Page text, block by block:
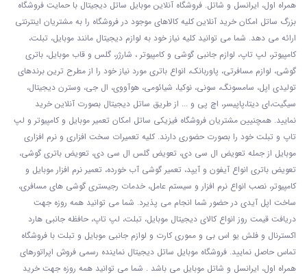
همراه اول، ایرانسل و شاتل. فروشگاه آنلاین موبایل ساتل دیجیتال با حمایت فروشگاه
بزرگ ساتل امکان خرید آنلاین کلیه کالاهای موجود در فروشگاه را به مشتریان اینترنتی
ارائه می دهد. شما می توانید کلیه نیاز خود به لوازم دیجیتال مانند موبایل، تبلت،
کامپیوتر، لپ تاپ، لوازم جانبی گوشی و کامپیوتر ، شارژر، گلس و قاب موبایل، باتری
گوشی، لوازم مسافرتی، پاوربانک، انواع باتری مورد نیاز خود را از مطرح ترین برندهای
تولیدی اپل، سامسونگ، سونی، نوکیا، شیائومی، هوآووی، ال جی، وسترن دیجیتال،
سیگیت،ای دیتا،پاپیسر، اچ پی و ... از طریق ساتل دیجیتال بصورت آنلاین خرید
نمایید. همچنیین مشتریان فروشگاه فیزیکی ساتل امکان تعمیر موبایل و کامپیوتر و لپ
تاپ و تبلت خود را بصورت حضوری دارند. کلیه تعمیرات سخت افزاری و نرم افزاری
موبایل از جمله تعویض ال سی دی، تعویض گلس ال سی دی، تعویض باتری گوشی،
تعویض باتری انواع آیفون و آیپد، تعمیر گوشی آب خورده، تعمیر نرم افزار موبایل و
کامپیوتر، نصب انواع نرم افزار و سیستم عامل، خدمات رجیستری گوشی های مسافری،
ساخت اپل آیدی در حضور شما انجام می پذیرد. شما می توانید همه روزه جهت
دریافت قیمت روز انواع کالای دیجیتال موبایل، تبلت، لپ تاپ، حافظه جانبی هارد
اکسترنال و فلش یو اس بی و مموری کارت و لوازم جانبی موبایل و تبلت با فروشگاه
تماس حاصل نمایید. فروشگاه موبایل ساتل دیجیتال نماینده رسمی فروش اپراتورهای
همراه اول، ایرانسل و شاتل موبایل می باشد . شما می توانید همه روزه جهت خرید